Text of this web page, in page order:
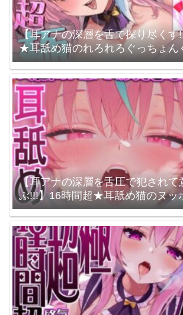
【耳アナの深層を舌で探り尽くす
★耳舐め猫のれろれろぐっちょん
ライフが止マラんッ!【KU100】
来の大富豪 / 梵雪音
【耳アナの深層を舌圧で犯されて
ぶ!!!】16時間超★耳舐め猫のヌッ
まあまライフが止マラんッ！【